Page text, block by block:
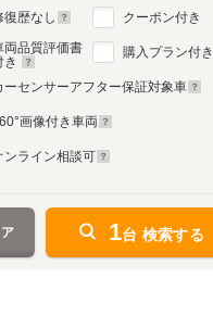
復歴なし
両品質評価書
き
クーポン付き
購入プラン付き
ーセンサーアフター保証対象車
°画像付き車両
ンライン相談可
1台 検索する